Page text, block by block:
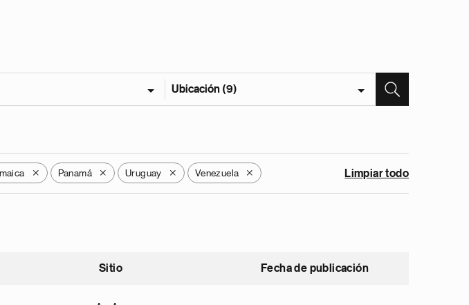
Ubicación (9)
X Panamá X Uruguay X Venezuela X Limpiar todo
Sitio Fecha de publicación